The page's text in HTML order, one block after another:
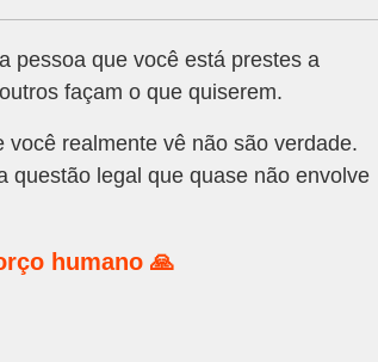
pessoa que você está prestes a
façam o que quiserem.
realmente vê não são verdade.
questão legal que quase não envolve
humano 🙏